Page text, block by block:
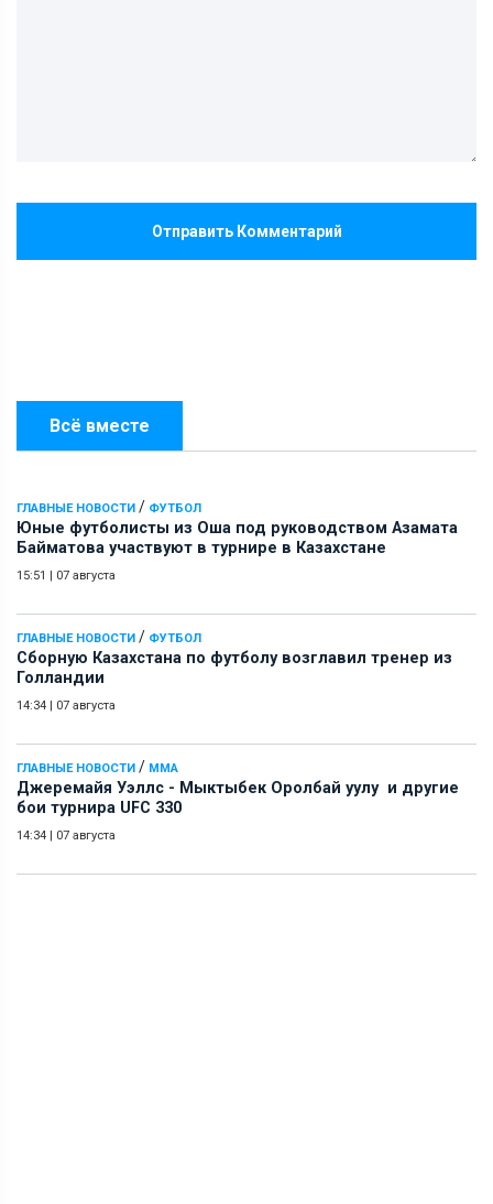
Всё вместе
ГЛАВНЫЕ НОВОСТИ / ФУТБОЛ
Юные футболисты из Оша под руководством Азамата
Байматова участвуют в турнире в Казахстане
15:51 | 07 августа
ГЛАВНЫЕ НОВОСТИ / ФУТБОЛ
Сборную Казахстана по футболу возглавил тренер из
Голландии
14:34 | 07 августа
ГЛАВНЫЕ НОВОСТИ / ММА
Джеремайя Уэллс - Мыктыбек Оролбай уулу и другие
бои турнира UFC 330
14:34 | 07 августа
Отправить Комментарий